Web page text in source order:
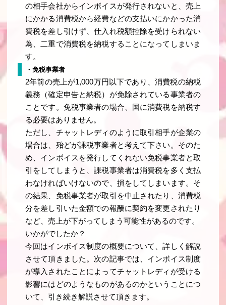
の相手会社からインボイスが発行されないと、売上
にかかる消費税から経費などの支払いにかかった消
費税を差し引けず、仕入れ税額控除を受けられない
為、二重で消費税を納税することになってしまいま
す。
・免税事業者
2年前の売上が1,000万円以下であり、消費税の納税
義務（確定申告と納税）が免除されている事業者の
ことです。免税事業者の場合、国に消費税を納税す
る必要はありません。
ただし、チャットレディのように取引相手が企業の
場合は、殆どが課税事業者と考えて下さい。そのた
め、インボイスを発行してくれない免税事業者と取
引をしてしまうと、課税事業者は消費税を多く支払
わなければいけないので、損をしてしまいます。そ
の結果、免税事業者が取引を中止されたり、消費税
分を差し引いた金額での報酬に契約を変更されたり
など、売上が下がってしまう可能性があるのです。
いかがでしたか？
今回はインボイス制度の概要について、詳しく解説
させて頂きました。次の記事では、インボイス制度
が導入されたことによってチャットレディが受ける
影響にはどのようなものがあるのかということにつ
いて、引き続き解説させて頂きます。